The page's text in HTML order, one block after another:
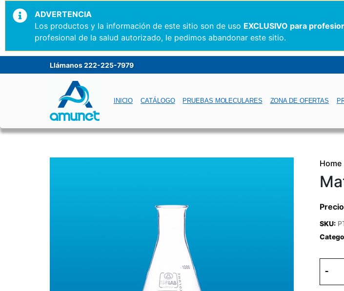
ADVERTENCIA
Los productos y la información de este sitio son de uso EXCLUSIVO para
profesional de la salud autorizado, le pedimos abandonar este sitio.
Llámanos 222-225-7979
INICIO CATÁLOGO PRUEBAS MOLECULARES ZONA DE OFERTAS
Home
SKU:
-